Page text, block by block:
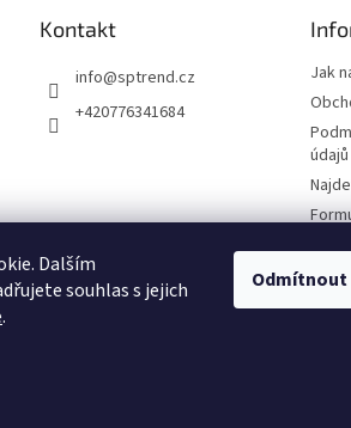
Dalším
souhlas s jejich
.
Odmítnout
Kontakt
info@sptrend.cz
+420776341684
Jak
údajů